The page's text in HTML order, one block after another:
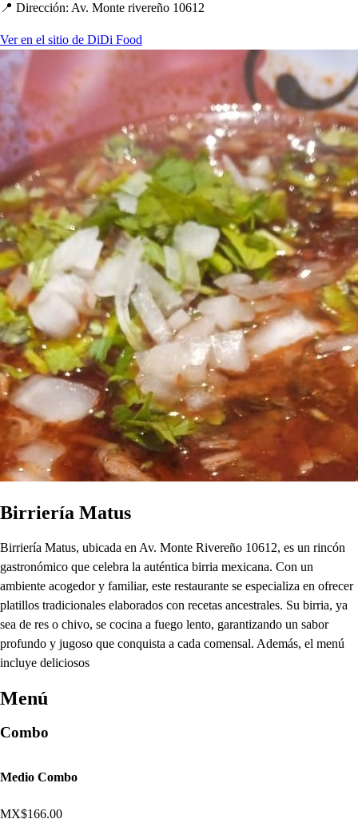
📍 Dirección: Av. Monte rivereño 10612
Ver en el sitio de DiDi Food
Birriería Matus
Birriería Matus, ubicada en Av. Monte Rivereño 10612, es un rincón
gastronómico que celebra la auténtica birria mexicana. Con un
ambiente acogedor y familiar, este restaurante se especializa en ofrecer
platillos tradicionales elaborados con recetas ancestrales. Su birria, ya
sea de res o chivo, se cocina a fuego lento, garantizando un sabor
profundo y jugoso que conquista a cada comensal. Además, el menú
incluye deliciosos
Menú
Combo
Medio Combo
MX$166.00